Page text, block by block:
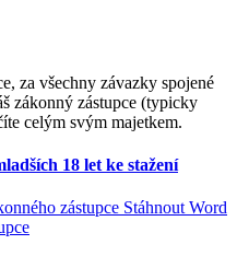
za všechny závazky spojené
zákonný zástupce (typicky
celým svým majetkem.
18 let ke stažení
zástupce Stáhnout Word